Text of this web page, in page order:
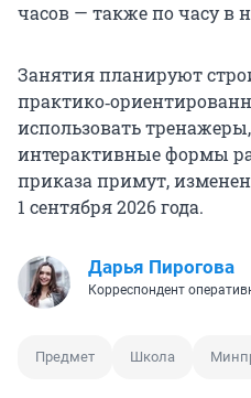
часов — также по часу в
Занятия планируют
использовать
интерактивные формы
приказа примут,
1 сентября 2026 года.
Дарья Пирогова
Корреспондент
Предмет Школа